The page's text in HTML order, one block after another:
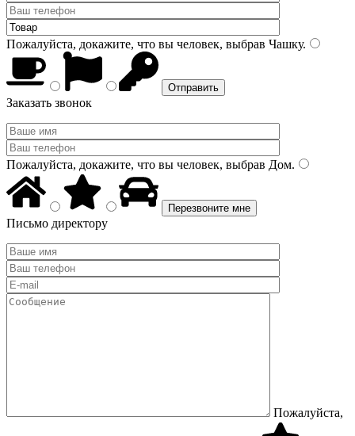
Пожалуйста, докажите, что вы человек, выбрав Чашку.
Заказать звонок
Пожалуйста, докажите, что вы человек, выбрав Дом.
Письмо директору
Пожалуйста,